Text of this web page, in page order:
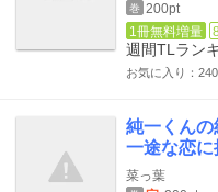
巻 200pt
1冊無料増量
週間TLラン
お気に入り：240
純一くん
一途な恋
菜っ葉